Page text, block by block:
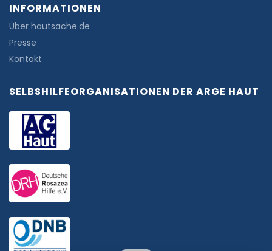
INFORMATIONEN
Über hautsache.de
Presse
Kontakt
SELBSHILFEORGANISATIONEN DER ARGE HAUT